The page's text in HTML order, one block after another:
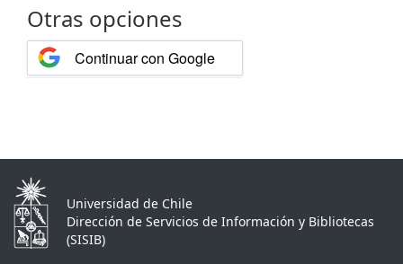
Otras opciones
Continuar con Google
Universidad de Chile
Dirección de Servicios de Información y Bibliotecas
(SISIB)